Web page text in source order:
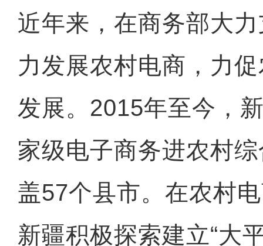
近年来，在商务部大
力发展农村电商，力
发展。2015年至今，
家级电子商务进农村
盖57个县市。在农村
新疆积极探索建立“大